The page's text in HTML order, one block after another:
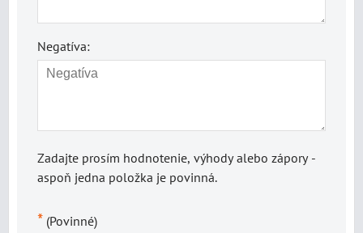
Negatíva:
Zadajte prosím hodnotenie, výhody alebo zápory -
aspoň jedna položka je povinná.
* (Povinné)